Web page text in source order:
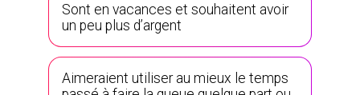
Sont en vacances et souhaitent avoir
un peu plus d’argent
Aimeraient utiliser au mieux le temps